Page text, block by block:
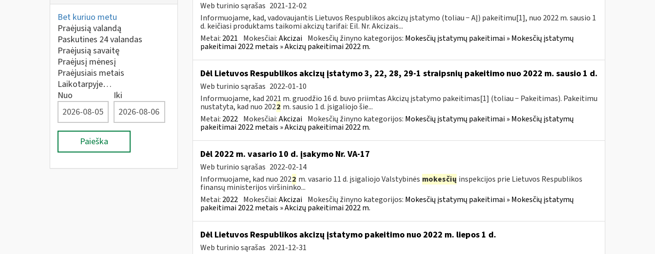
Bet kuriuo metu
Praėjusią valandą
Paskutines 24 valandas
Praėjusią savaitę
Praėjusį mėnesį
Praėjusiais metais
Laikotarpyje…
Nuo
Iki
Paieška
Web turinio sąrašas 2021-12-02
Informuojame, kad, vadovaujantis Lietuvos Respublikos akcizų įstatymo (toliau − AĮ) pakeitimu[1], nuo 2022 m. sausio 1
d. keičiasi produktams taikomi akcizų tarifai: Eil. Nr. Akcizais...
Metai: 2021 Mokesčiai:Akcizai Mokesčių žinyno kategorijos: Mokesčių įstatymų pakeitimai » Mokesčių įstatymų
pakeitimai 2022 metais » Akcizų pakeitimai 2022 m.
Dėl Lietuvos Respublikos akcizų įstatymo 3, 22, 28, 29-1 straipsnių pakeitimo nuo 2022 m. sausio 1 d.
Web turinio sąrašas 2022-01-10
Informuojame, kad 2021 m. gruodžio 16 d. buvo priimtas Akcizų įstatymo pakeitimas[1] (toliau − Pakeitimas). Pakeitimu
nustatyta, kad nuo 2022 m. sausio 1 d. įsigaliojo šie...
Metai: 2022 Mokesčiai:Akcizai Mokesčių žinyno kategorijos: Mokesčių įstatymų pakeitimai » Mokesčių įstatymų
pakeitimai 2022 metais » Akcizų pakeitimai 2022 m.
Dėl 2022 m. vasario 10 d. įsakymo Nr. VA-17
Web turinio sąrašas 2022-02-14
Informuojame, kad nuo 2022 m. vasario 11 d. įsigaliojo Valstybinės mokesčių inspekcijos prie Lietuvos Respublikos
finansų ministerijos viršininko...
Metai: 2022 Mokesčiai:Akcizai Mokesčių žinyno kategorijos: Mokesčių įstatymų pakeitimai » Mokesčių įstatymų
pakeitimai 2022 metais » Akcizų pakeitimai 2022 m.
Dėl Lietuvos Respublikos akcizų įstatymo pakeitimo nuo 2022 m. liepos 1 d.
Web turinio sąrašas 2021-12-31